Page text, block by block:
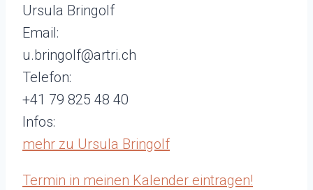
Ursula Bringolf
Email:
u.bringolf@artri.ch
Telefon:
+41 79 825 48 40
Infos:
mehr zu Ursula Bringolf
Termin in meinen Kalender eintragen!